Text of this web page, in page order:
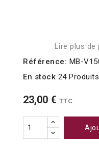
Lire plus de
Référence: MB-
En stock 24 Produits
23,00 € TTC